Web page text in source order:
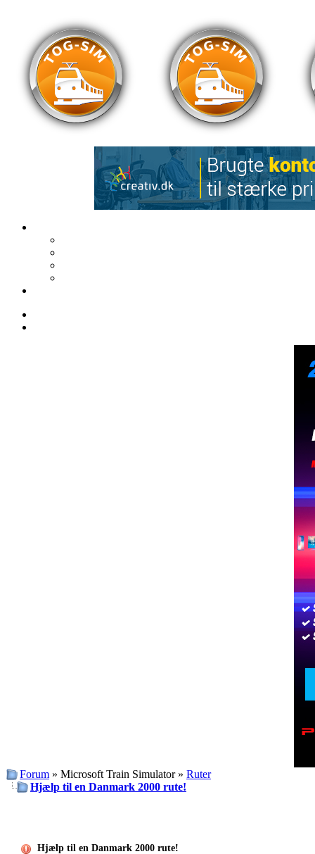
Forum » Microsoft Train Simulator » Ruter
Hjælp til en Danmark 2000 rute!
Hjælp til en Danmark 2000 rute!